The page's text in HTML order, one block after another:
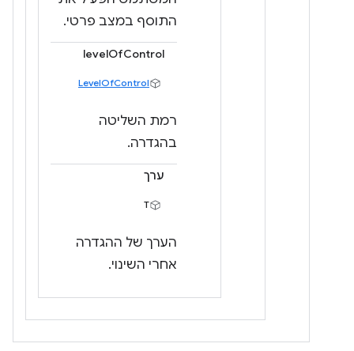
התוסף במצב פרטי.
levelOfControl
LevelOfControl
רמת השליטה
בהגדרה.
ערך
T
הערך של ההגדרה
אחרי השינוי.